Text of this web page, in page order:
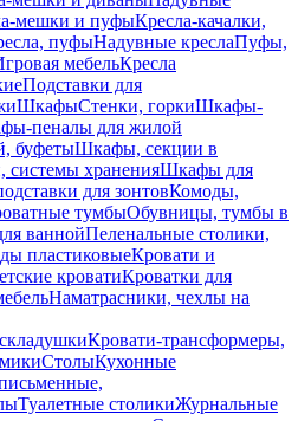
мешки и пуфыКресла-качалки,
пуфыНадувные креслаПуфы,
мебельКресла
Подставки для
ШкафыСтенки, горкиШкафы-
пеналы для жилой
буфетыШкафы, секции в
системы храненияШкафы для
для зонтовКомоды,
тумбыОбувницы, тумбы в
ваннойПеленальные столики,
пластиковыеКровати и
кроватиКроватки для
Наматрасники, чехлы на
Кровати-трансформеры,
СтолыКухонные
Туалетные столикиЖурнальные